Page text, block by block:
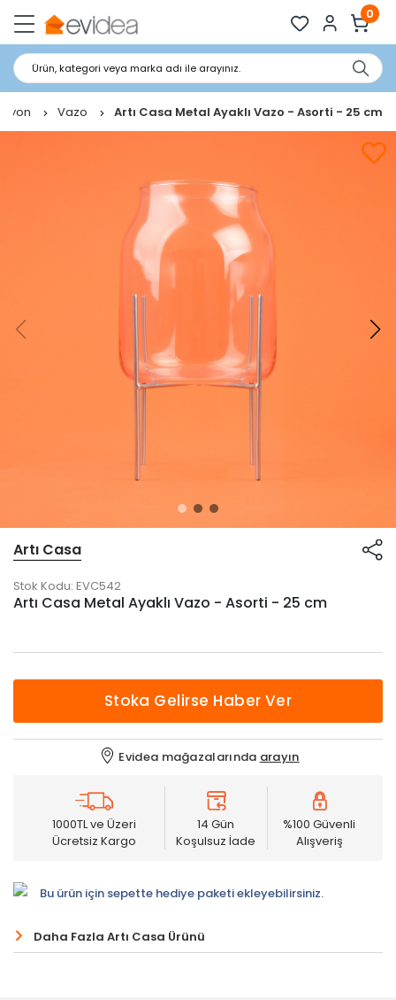
0
Ürün, kategori veya marka adı ile arayınız.
Vazo Artı Casa Metal Ayaklı Vazo - Asorti - 25 cm
Artı Casa
Stok Kodu: EVC542
Artı Casa Metal Ayaklı Vazo - Asorti - 25 cm
Stoka Gelirse Haber Ver
Evidea mağazalarında arayın
1000TL ve Üzeri
Ücretsiz Kargo
14 Gün
Koşulsuz İade
%100 Güvenli
Alışveriş
Bu ürün için sepette hediye paketi ekleyebilirsiniz.
Daha Fazla Artı Casa Ürünü